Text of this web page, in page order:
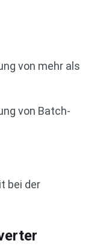
von mehr als
von Batch-
bei der